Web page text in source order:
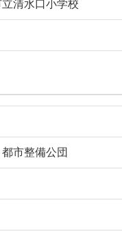
清水口小学校
市整備公団